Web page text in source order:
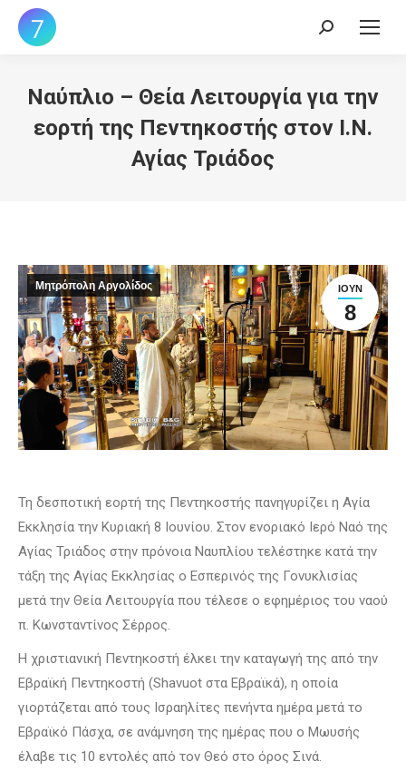
Search:
Ναύπλιο – Θεία Λειτουργία για την
εορτή της Πεντηκοστής στον Ι.Ν.
Αγίας Τριάδος
ΙΟΎΝ
8
Μητρόπολη Αργολίδος
Τη δεσποτική εορτή της Πεντηκοστής πανηγυρίζει η Αγία
Εκκλησία την Κυριακή 8 Ιουνίου. Στον ενοριακό Ιερό Ναό της
Αγίας Τριάδος στην πρόνοια Ναυπλίου τελέστηκε κατά την
τάξη της Αγίας Εκκλησίας ο Εσπερινός της Γονυκλισίας
μετά την Θεία Λειτουργία που τέλεσε ο εφημέριος του ναού
π. Κωνσταντίνος Σέρρος.
Η χριστιανική Πεντηκοστή έλκει την καταγωγή της από την
Εβραϊκή Πεντηκοστή (Shavuot στα Εβραϊκά), η οποία
γιορτάζεται από τους Ισραηλίτες πενήντα ημέρα μετά το
Εβραϊκό Πάσχα, σε ανάμνηση της ημέρας που ο Μωυσής
έλαβε τις 10 εντολές από τον Θεό στο όρος Σινά.